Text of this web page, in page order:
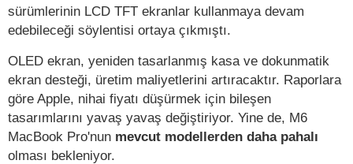
sürümlerinin LCD TFT ekranlar kullanmaya devam
edebileceği söylentisi ortaya çıkmıştı.
OLED ekran, yeniden tasarlanmış kasa ve dokunmatik
ekran desteği, üretim maliyetlerini artıracaktır. Raporlara
göre Apple, nihai fiyatı düşürmek için bileşen
tasarımlarını yavaş yavaş değiştiriyor. Yine de, M6
MacBook Pro'nun mevcut modellerden daha pahalı
olması bekleniyor.